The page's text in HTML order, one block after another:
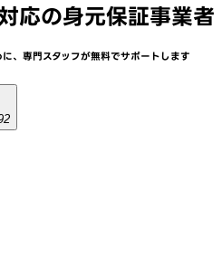
応の身元保証事業者
、 専門スタッフが無料でサポートします